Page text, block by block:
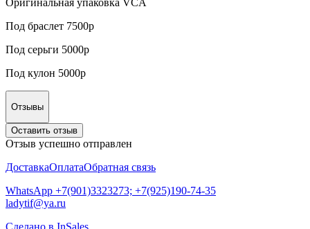
Под браслет 7500р
Под серьги 5000р
Под кулон 5000р
Отзывы
Оставить отзыв
Отзыв успешно отправлен
ДоставкаОплатаОбратная связь
WhatsApp +7(901)3323273; +7(925)190-74-35
ladytif@ya.ru